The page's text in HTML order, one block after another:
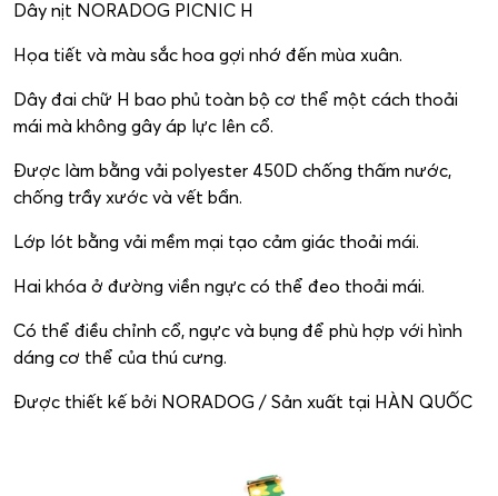
Dây nịt NORADOG PICNIC H
Họa tiết và màu sắc hoa gợi nhớ đến mùa xuân.
Dây đai chữ H bao phủ toàn bộ cơ thể một cách thoải
mái mà không gây áp lực lên cổ.
Được làm bằng vải polyester 450D chống thấm nước,
chống trầy xước và vết bẩn.
Lớp lót bằng vải mềm mại tạo cảm giác thoải mái.
Hai khóa ở đường viền ngực có thể đeo thoải mái.
Có thể điều chỉnh cổ, ngực và bụng để phù hợp với hình
dáng cơ thể của thú cưng.
Được thiết kế bởi NORADOG / Sản xuất tại HÀN QUỐC